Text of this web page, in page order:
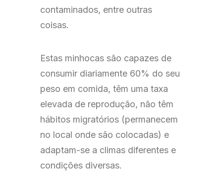
contaminados, entre outras
coisas.
Estas minhocas são capazes de
consumir diariamente 60% do seu
peso em comida, têm uma taxa
elevada de reprodução, não têm
hábitos migratórios (permanecem
no local onde são colocadas) e
adaptam-se a climas diferentes e
condições diversas.